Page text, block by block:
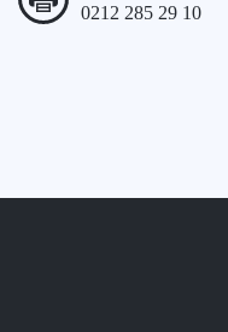
0212 285 29 10